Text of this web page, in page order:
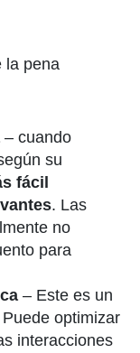
la pena
– cuando
su
fácil
. Las
no
para
– Este es un
optimizar
interacciones